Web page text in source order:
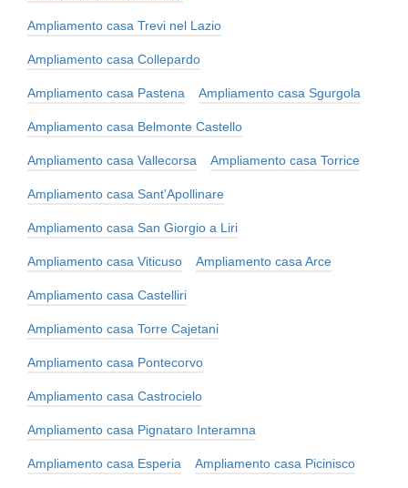
Ampliamento casa Trevi nel Lazio
Ampliamento casa Collepardo
Ampliamento casa Pastena Ampliamento casa Sgurgola
Ampliamento casa Belmonte Castello
Ampliamento casa Vallecorsa Ampliamento casa Torrice
Ampliamento casa Sant'Apollinare
Ampliamento casa San Giorgio a Liri
Ampliamento casa Viticuso Ampliamento casa Arce
Ampliamento casa Castelliri
Ampliamento casa Torre Cajetani
Ampliamento casa Pontecorvo
Ampliamento casa Castrocielo
Ampliamento casa Pignataro Interamna
Ampliamento casa Esperia Ampliamento casa Picinisco